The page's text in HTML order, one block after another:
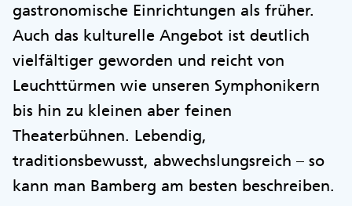
gastronomische Einrichtungen als früher.
Auch das kulturelle Angebot ist deutlich
vielfältiger geworden und reicht von
Leuchttürmen wie unseren Symphonikern
bis hin zu kleinen aber feinen
Theaterbühnen. Lebendig,
traditionsbewusst, abwechslungsreich – so
kann man Bamberg am besten beschreiben.